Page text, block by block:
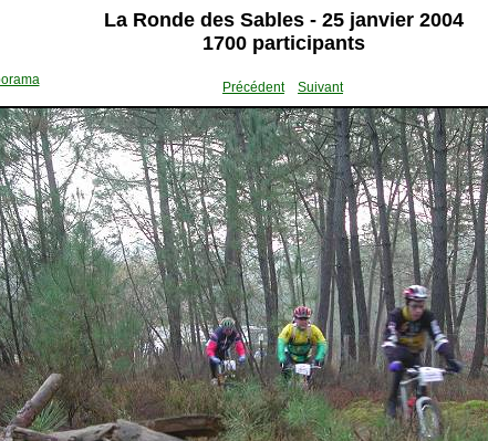
La Ronde des Sables - 25 janvier 2004
1700 participants
Précédent Suivant